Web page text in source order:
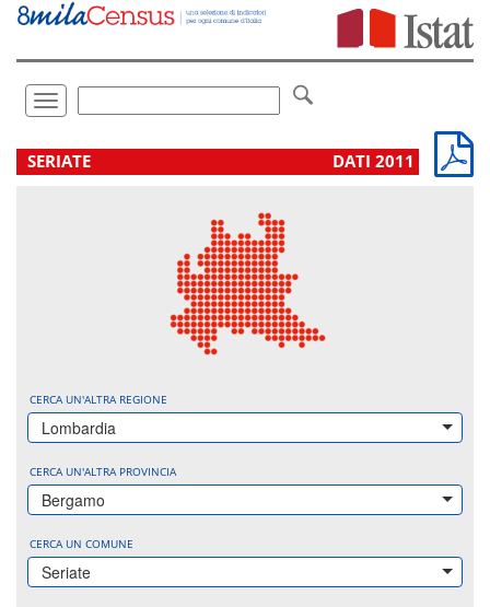
Vai
direttamente
Toggle
navigation
.
SERIATE DATI 2011
CERCA UN'ALTRA REGIONE
Lombardia
CERCA UN'ALTRA PROVINCIA
Bergamo
CERCA UN COMUNE
Seriate